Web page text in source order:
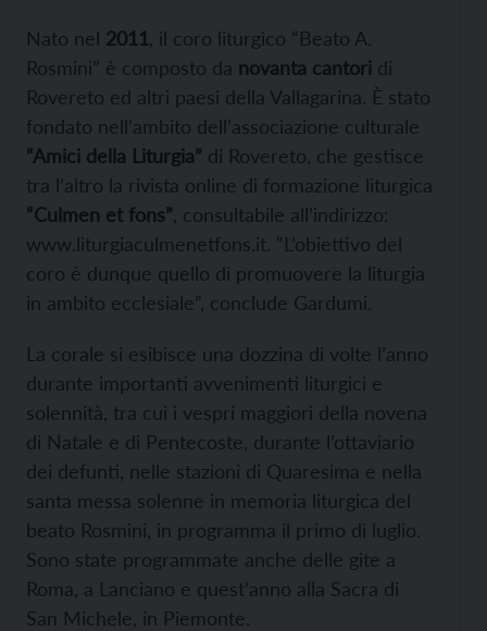
Nato nel 2011 , il coro liturgico “Beato A.
Rosmini” è composto da novanta cantori di
Rovereto ed altri paesi della Vallagarina. È stato
fondato nell’ambito dell’associazione culturale
“Amici della Liturgia” di Rovereto, che gestisce
tra l’altro la rivista online di formazione liturgica
“Culmen et fons” , consultabile all’indirizzo:
www.liturgiaculmenetfons.it. “L’obiettivo del
coro è dunque quello di promuovere la liturgia
in ambito ecclesiale”, conclude Gardumi.
La corale si esibisce una dozzina di volte l’anno
durante importanti avvenimenti liturgici e
solennità, tra cui i vespri maggiori della novena
di Natale e di Pentecoste, durante l’ottaviario
dei defunti, nelle stazioni di Quaresima e nella
santa messa solenne in memoria liturgica del
beato Rosmini, in programma il primo di luglio.
Sono state programmate anche delle gite a
Roma, a Lanciano e quest’anno alla Sacra di
San Michele, in Piemonte.